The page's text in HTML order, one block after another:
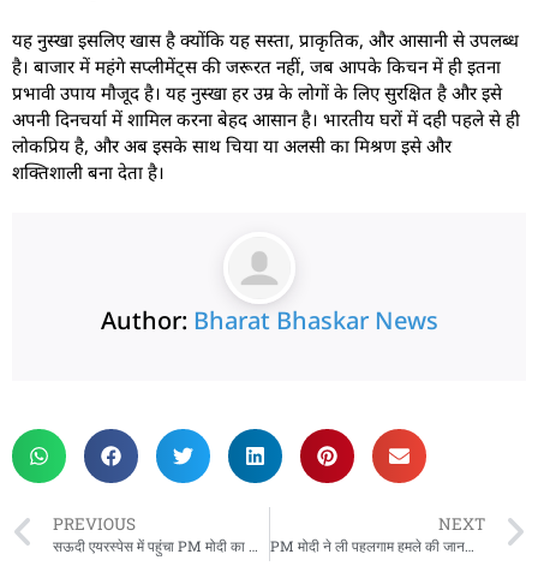
यह नुस्खा इसलिए खास है क्योंकि यह सस्ता, प्राकृतिक, और आसानी से उपलब्ध
है। बाजार में महंगे सप्लीमेंट्स की जरूरत नहीं, जब आपके किचन में ही इतना
प्रभावी उपाय मौजूद है। यह नुस्खा हर उम्र के लोगों के लिए सुरक्षित है और इसे
अपनी दिनचर्या में शामिल करना बेहद आसान है। भारतीय घरों में दही पहले से ही
लोकप्रिय है, और अब इसके साथ चिया या अलसी का मिश्रण इसे और
शक्तिशाली बना देता है।
Author: Bharat Bhaskar News
PREVIOUS
सऊदी एयरस्पेस में पहुंचा PM मोदी का विमान तो हुआ भव्य स्वागत, UAE के लड़ाकू विमानों ने जेद्दा तक किया एस्कॉर्ट
NEXT
PM मोदी ने ली पहलगाम हमले की जानकारी, गृह मंत्री अमित शाह को दिए ये खास निर्देश